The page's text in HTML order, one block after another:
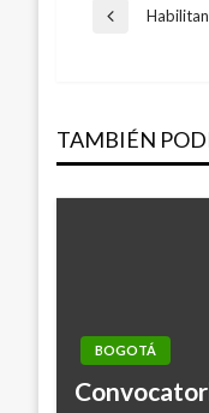
Entrada
TAMBIÉN
BOGOTÁ